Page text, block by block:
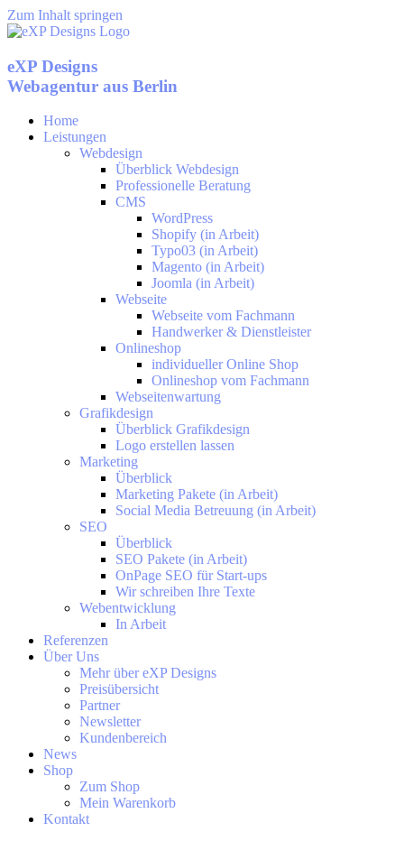
Zum Inhalt springen
eXP Designs
Webagentur aus Berlin
Home
Leistungen
Webdesign
Überblick Webdesign
Professionelle Beratung
CMS
WordPress
Shopify (in Arbeit)
Typo03 (in Arbeit)
Magento (in Arbeit)
Joomla (in Arbeit)
Webseite
Webseite vom Fachmann
Handwerker & Dienstleister
Onlineshop
individueller Online Shop
Onlineshop vom Fachmann
Webseitenwartung
Grafikdesign
Überblick Grafikdesign
Logo erstellen lassen
Marketing
Überblick
Marketing Pakete (in Arbeit)
Social Media Betreuung (in Arbeit)
SEO
Überblick
SEO Pakete (in Arbeit)
OnPage SEO für Start-ups
Wir schreiben Ihre Texte
Webentwicklung
In Arbeit
Referenzen
Über Uns
Mehr über eXP Designs
Preisübersicht
Partner
Newsletter
Kundenbereich
News
Shop
Zum Shop
Mein Warenkorb
Kontakt